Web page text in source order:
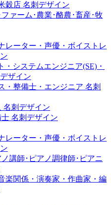
穀店 名刺デザイン
ァーム･農業･酪農･畜産･牧
レーター・声優・ボイストレ
・システムエンジニア(SE)・
ザイン
・整備士・エンジニア 名刺
名刺デザイン
名刺デザイン
レーター・声優・ボイストレ
講師･ピアノ調律師･ピアニ
楽関係・演奏家・作曲家・編